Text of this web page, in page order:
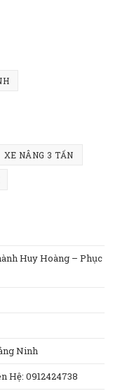
XE NÂNG 3 TẤN
Huy Hoàng – Phục
Ninh
Hệ: 0912424738